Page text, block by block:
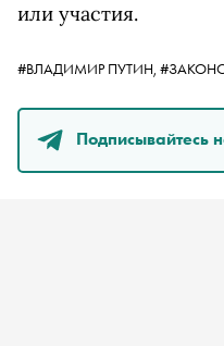
или участия.
#ВЛАДИМИР ПУТИН,
Подписывайтесь